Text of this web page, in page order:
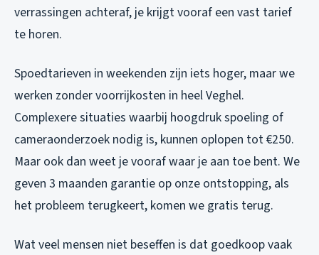
verrassingen achteraf, je krijgt vooraf een vast tarief
te horen.
Spoedtarieven in weekenden zijn iets hoger, maar we
werken zonder voorrijkosten in heel Veghel.
Complexere situaties waarbij hoogdruk spoeling of
cameraonderzoek nodig is, kunnen oplopen tot €250.
Maar ook dan weet je vooraf waar je aan toe bent. We
geven 3 maanden garantie op onze ontstopping, als
het probleem terugkeert, komen we gratis terug.
Wat veel mensen niet beseffen is dat goedkoop vaak